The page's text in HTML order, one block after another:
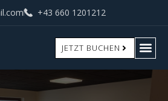
+43 660 1201212
JETZT BUCHEN